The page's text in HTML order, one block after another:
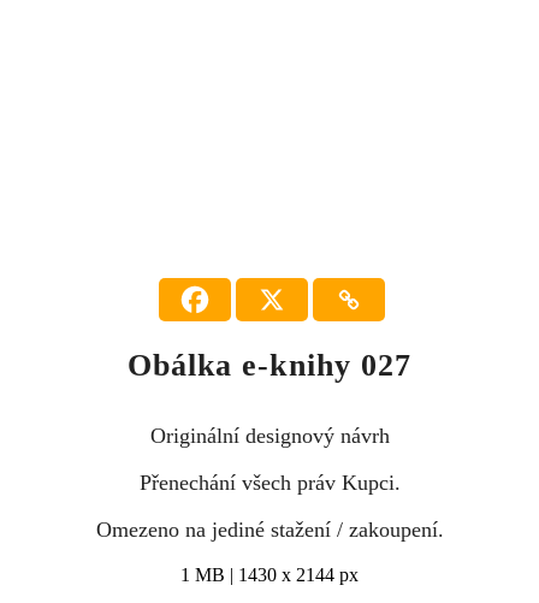
Obálka e-knihy 027
Originální designový návrh
Přenechání všech práv Kupci.
Omezeno na jediné stažení / zakoupení.
1 MB | 1430 x 2144 px